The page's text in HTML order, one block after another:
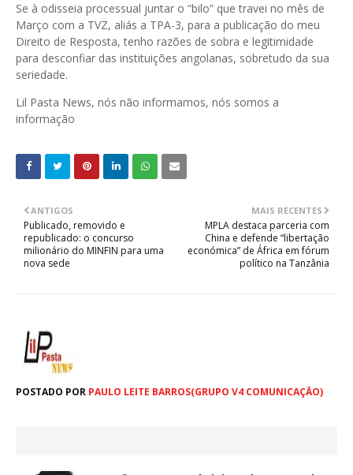
Se à odisseia processual juntar o “bilo” que travei no mês de
Março com a TVZ, aliás a TPA-3, para a publicação do meu
Direito de Resposta, tenho razões de sobra e legitimidade
para desconfiar das instituições angolanas, sobretudo da sua
seriedade.
Lil Pasta News, nós não informamos, nós somos a
informação
MAIS RECENTES
MPLA destaca parceria com
China e defende “libertação
económica” de África em fórum
político na Tanzânia
ANTIGOS
Publicado, removido e
republicado: o concurso
milionário do MINFIN para uma
nova sede
POSTADO POR PAULO LEITE BARROS(GRUPO V4 COMUNICAÇÃO)